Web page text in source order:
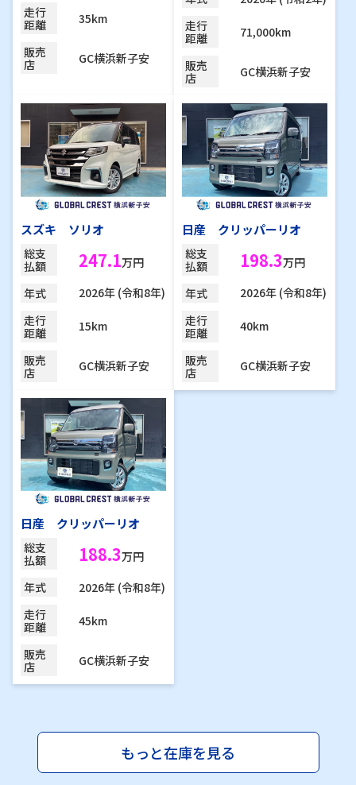
走行
距離
35km
販売
店
GC横浜新子安
走行
距離
71,000km
販売
店
GC横浜新子安
スズキ ソリオ
総支
払額
247.1万円
年式
2026年 (令和8年)
走行
距離
15km
販売
店
GC横浜新子安
日産 クリッパーリオ
総支
払額
198.3万円
年式
2026年 (令和8年)
走行
距離
40km
販売
店
GC横浜新子安
日産 クリッパーリオ
総支
払額
188.3万円
年式
2026年 (令和8年)
走行
距離
45km
販売
店
GC横浜新子安
もっと在庫を見る